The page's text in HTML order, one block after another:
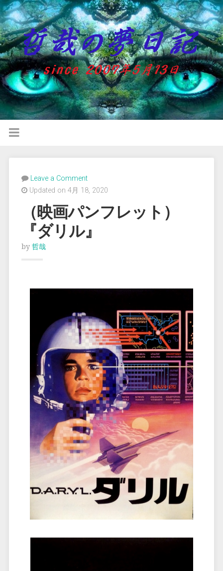
Leave a Comment
Updated on 4月 18, 2020
（映画パンフレット）
『ダリル』
by 哲哉